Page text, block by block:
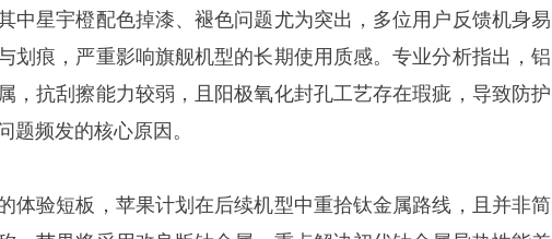
中星宇橙配色掉漆、褪色问题尤为突出，多位用户反馈机身易
划痕，严重影响旗舰机型的长期使用质感。专业分析指出，铝
，抗刮擦能力较弱，且阳极氧化封孔工艺存在瑕疵，导致防护
题频发的核心原因。
验短板，苹果计划在后续机型中重拾钛金属路线，且并非简